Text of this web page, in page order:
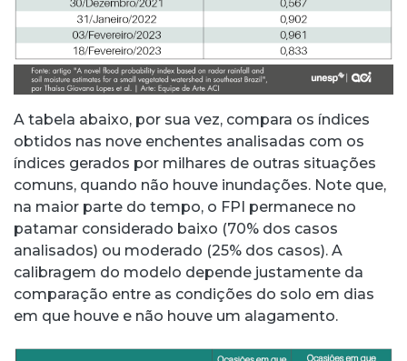
A tabela abaixo, por sua vez, compara os índices
obtidos nas nove enchentes analisadas com os
índices gerados por milhares de outras situações
comuns, quando não houve inundações. Note que,
na maior parte do tempo, o FPI permanece no
patamar considerado baixo (70% dos casos
analisados) ou moderado (25% dos casos). A
calibragem do modelo depende justamente da
comparação entre as condições do solo em dias
em que houve e não houve um alagamento.